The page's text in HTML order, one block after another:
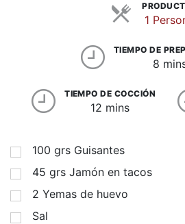
1
TIEMPO DE
8
TIEMPO DE COCCIÓN
12 mins
100 grs Guisantes
45 grs Jamón en tacos
2 Yemas de huevo
Sal